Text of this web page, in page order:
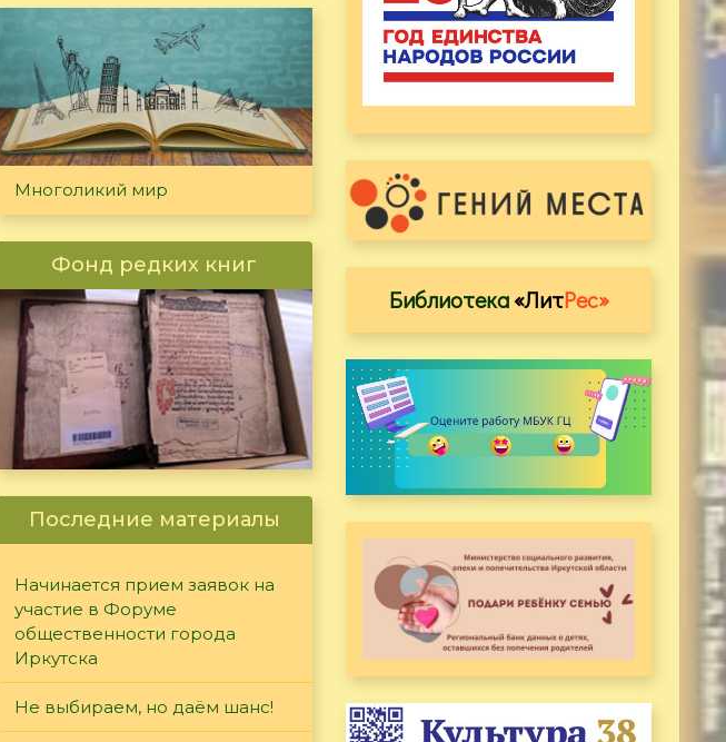
Многоликий мир
Фонд редких книг
Последние материалы
Начинается прием заявок на
участие в Форуме
общественности города
Иркутска
Не выбираем, но даём шанс!
Библиотека«ЛитРес»